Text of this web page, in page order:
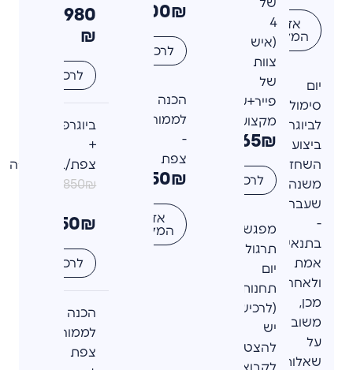
אזל
המלאי
סימולציה
לביוגרפי
ביצוע
השחזור
משנה
שעברה
בתנאי
אמת
ולאחר
משוב
שאלות
4
(איש
צוות
פייר+שחקן
מקצועי)
365₪
לרכישה
מפגש
תרגול
יום
תחנות
(לרכישה
יש
להצטרף
300₪
לרכישה
הכנה
לממוחשבים
צפת
250₪
אזל
המלאי
980
לרכישה
ביוגרפי
צפת/ב"ש/חיפה
850₪
750₪
לרכישה
הכנה
לממוחשבים:
צפת